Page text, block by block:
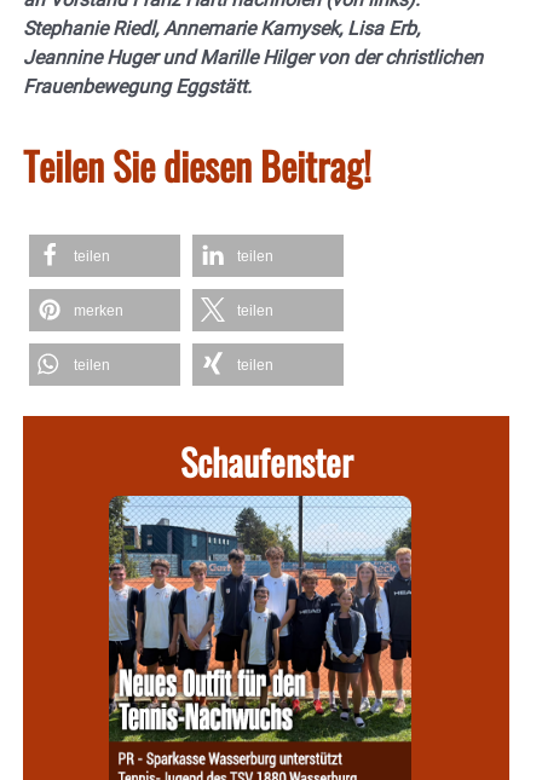
Stephanie Riedl, Annemarie Kamysek, Lisa Erb,
Jeannine Huger und Marille Hilger von der christlichen
Frauenbewegung Eggstätt.
Teilen Sie diesen Beitrag!
teilen teilen
merken teilen
teilen teilen
Schaufenster